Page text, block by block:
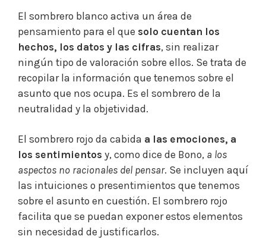
El sombrero blanco activa un área de
pensamiento para el que solo cuentan los
hechos, los datos y las cifras, sin realizar
ningún tipo de valoración sobre ellos. Se trata de
recopilar la información que tenemos sobre el
asunto que nos ocupa. Es el sombrero de la
neutralidad y la objetividad.
El sombrero rojo da cabida a las emociones, a
los sentimientos y, como dice de Bono, a los
aspectos no racionales del pensar. Se incluyen aquí
las intuiciones o presentimientos que tenemos
sobre el asunto en cuestión. El sombrero rojo
facilita que se puedan exponer estos elementos
sin necesidad de justificarlos.